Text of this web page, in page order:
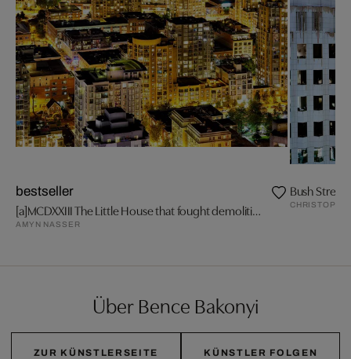
bestseller
[a]MCDXXIII The Little House that fought demolition.
AMYN NASSER
Bush Street
Über Bence Bakonyi
ZUR KÜNSTLERSEITE KÜNSTLER FOLGEN